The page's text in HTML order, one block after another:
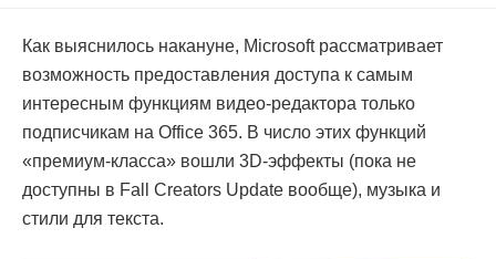
Как выяснилось накануне, Microsoft рассматривает
возможность предоставления доступа к самым
интересным функциям видео-редактора только
подписчикам на Office 365. В число этих функций
«премиум-класса» вошли 3D-эффекты (пока не
доступны в Fall Creators Update вообще), музыка и
стили для текста.